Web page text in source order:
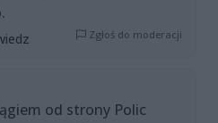
Zgłoś do moderacji
od strony Polic